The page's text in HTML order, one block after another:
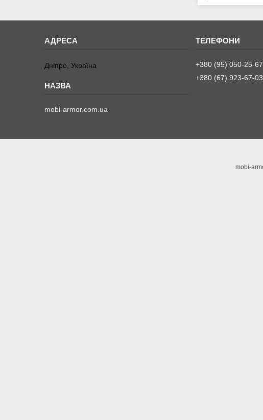
Дніпро, Україна
mobi-armor.com.ua
+380 (95) 050-25-67
+380 (67) 923-67-03